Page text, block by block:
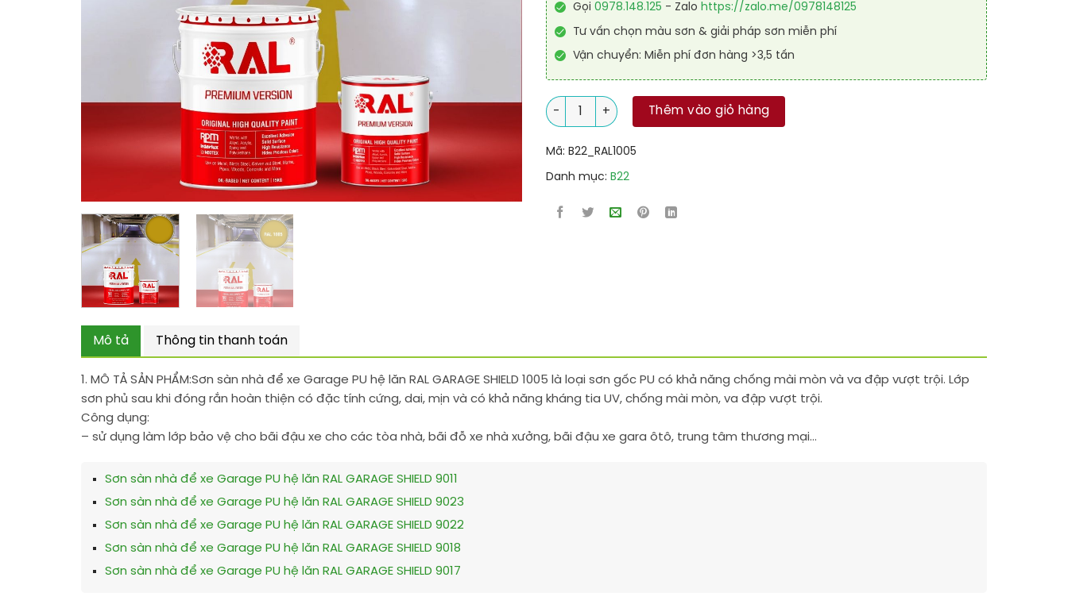
Gọi 0978.148.125 - Zalo https://zalo.me/0978148125
Tư vấn chọn màu sơn & giải pháp sơn miễn phí
Vận chuyển: Miễn phí đơn hàng >3,5 tấn
Sơn sàn nhà để xe Garage PU hệ lăn RAL GARAGE SHIELD 1005 số lượng
Thêm vào giỏ hàng
Mã: B22_RAL1005
Danh mục: B22
Mô tả Thông tin thanh toán
1. MÔ TẢ SẢN PHẨM:Sơn sàn nhà để xe Garage PU hệ lăn RAL GARAGE SHIELD 1005 là loại sơn gốc PU có khả năng chống mài mòn và va đập vượt trội. Lớp
sơn phủ sau khi đóng rắn hoàn thiện có đặc tính cứng, dai, mịn và có khả năng kháng tia UV, chống mài mòn, va đập vượt trội.
Công dụng:
– sử dụng làm lớp bảo vệ cho bãi đậu xe cho các tòa nhà, bãi đỗ xe nhà xưởng, bãi đậu xe gara ôtô, trung tâm thương mại…
Sơn sàn nhà để xe Garage PU hệ lăn RAL GARAGE SHIELD 9011
Sơn sàn nhà để xe Garage PU hệ lăn RAL GARAGE SHIELD 9023
Sơn sàn nhà để xe Garage PU hệ lăn RAL GARAGE SHIELD 9022
Sơn sàn nhà để xe Garage PU hệ lăn RAL GARAGE SHIELD 9018
Sơn sàn nhà để xe Garage PU hệ lăn RAL GARAGE SHIELD 9017